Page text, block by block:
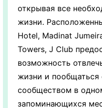
открывая все
жизни.
Hotel, Madinat
Towers, J Club
возможность
жизни и
сообществом в
запоминающихся